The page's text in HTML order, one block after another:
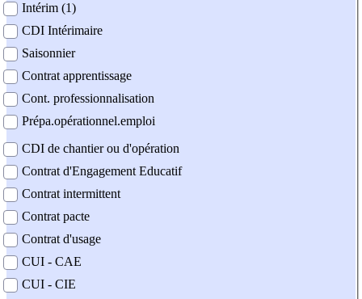
Intérim (1)
CDI Intérimaire
Saisonnier
Contrat apprentissage
Cont. professionnalisation
Prépa.opérationnel.emploi
CDI de chantier ou d'opération
Contrat d'Engagement Educatif
Contrat intermittent
Contrat pacte
Contrat d'usage
CUI - CAE
CUI - CIE